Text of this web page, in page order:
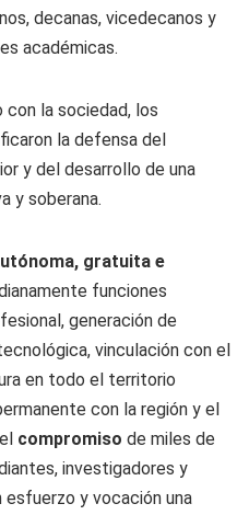
decanas, vicedecanos y
académicas.
con la sociedad, los
la defensa del
y del desarrollo de una
y soberana.
gratuita e
funciones
generación de
vinculación con el
en todo el territorio
con la región y el
compromiso de miles de
investigadores y
y vocación una